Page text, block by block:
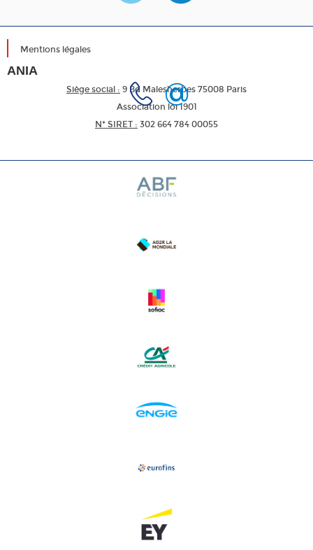
Mentions légales
ANIA
Siège social : 9 Bd Malesherbes 75008 Paris
Association loi 1901
N* SIRET : 302 664 784 00055